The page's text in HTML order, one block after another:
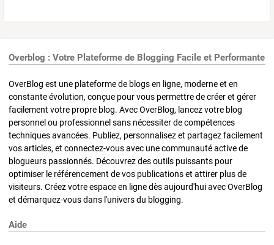
Overblog : Votre Plateforme de Blogging Facile et Performante
OverBlog est une plateforme de blogs en ligne, moderne et en
constante évolution, conçue pour vous permettre de créer et gérer
facilement votre propre blog. Avec OverBlog, lancez votre blog
personnel ou professionnel sans nécessiter de compétences
techniques avancées. Publiez, personnalisez et partagez facilement
vos articles, et connectez-vous avec une communauté active de
blogueurs passionnés. Découvrez des outils puissants pour
optimiser le référencement de vos publications et attirer plus de
visiteurs. Créez votre espace en ligne dès aujourd'hui avec OverBlog
et démarquez-vous dans l'univers du blogging.
Aide